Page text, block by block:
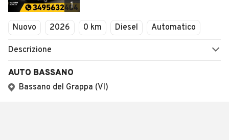
1
Nuovo 2026 0 km Diesel Automatico
Descrizione
AUTO BASSANO
Bassano del Grappa (VI)